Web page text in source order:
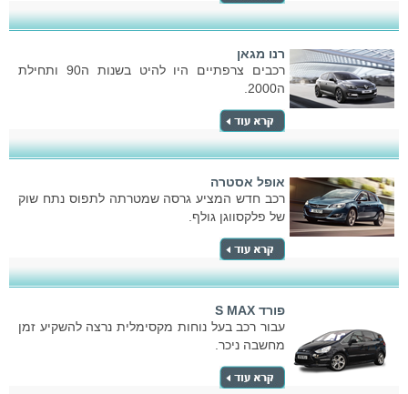
רנו מגאן
רכבים צרפתיים היו להיט בשנות ה90 ותחילת
ה2000.
אופל אסטרה
רכב חדש המציע גרסה שמטרתה לתפוס נתח שוק
של פלקסווגן גולף.
פורד S MAX
עבור רכב בעל נוחות מקסימלית נרצה להשקיע זמן
מחשבה ניכר.